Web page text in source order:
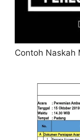
Contoh Naskah